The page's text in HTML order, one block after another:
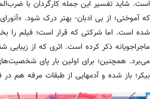
است. شاید تفسیر این جمله کارگردان با
که آموختی؛ از بی ادبان- بهتر درک شود.
شده است. اما شرکتی که قرار است؛ فیلم را
می‌برد. همچنین؛ برای اولین بار پای
بیکر؛ باز شده و آدمهایی از طبقات مرفه هم در